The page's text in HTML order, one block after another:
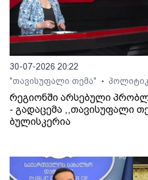
30-07-2026 20:22
"თავისუფალი თემა"
•
რეგიონში არსებული
- გადაცემა ,,თავისუფალი
ბულისკერია